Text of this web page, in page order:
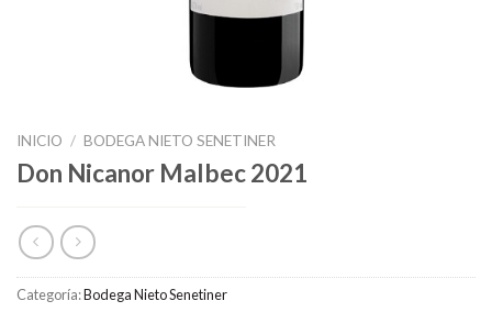
INICIO / BODEGA NIETO SENETINER
Don Nicanor Malbec 2021
Categoría:Bodega Nieto Senetiner